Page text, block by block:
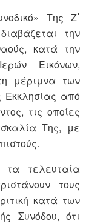
Της Ζ΄
την
κατά την
Εικόνων,
μέριμνα των
Εκκλησίας από
τις οποίες
Της, με
τα τελευταία
τους
κατά των
Συνόδου, ότι